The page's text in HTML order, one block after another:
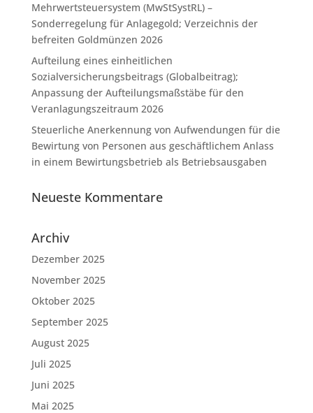
Mehrwertsteuersystem (MwStSystRL) –
Sonderregelung für Anlagegold; Verzeichnis der
befreiten Goldmünzen 2026
Aufteilung eines einheitlichen
Sozialversicherungsbeitrags (Globalbeitrag);
Anpassung der Aufteilungsmaßstäbe für den
Veranlagungszeitraum 2026
Steuerliche Anerkennung von Aufwendungen für die
Bewirtung von Personen aus geschäftlichem Anlass
in einem Bewirtungsbetrieb als Betriebsausgaben
Neueste Kommentare
Archiv
Dezember 2025
November 2025
Oktober 2025
September 2025
August 2025
Juli 2025
Juni 2025
Mai 2025